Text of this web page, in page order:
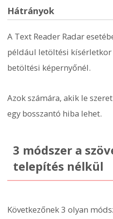
Hátrányok
A Text Reader Radar
például letöltési
betöltési képernyőnél.
Azok számára, akik le
egy bosszantó hiba lehet.
3 módszer a
telepítés nélkül
Következőnek 3 olyan